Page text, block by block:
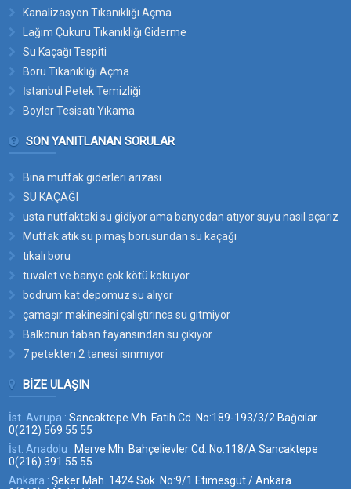
Kanalizasyon Tıkanıklığı Açma
Lağım Çukuru Tıkanıklığı Giderme
Su Kaçağı Tespiti
Boru Tıkanıklığı Açma
İstanbul Petek Temizliği
Boyler Tesisatı Yıkama
SON YANITLANAN SORULAR
Bina mutfak giderleri arızası
SU KAÇAĞI
usta nutfaktaki su gidiyor ama banyodan atıyor suyu nasıl açarız
bu suyun yerini
Mutfak atık su pimaş borusundan su kaçağı
tıkalı boru
tuvalet ve banyo çok kötü kokuyor
bodrum kat depomuz su alıyor
çamaşır makinesini çalıştırınca su gitmiyor
Balkonun taban fayansından su çıkıyor
7 petekten 2 tanesi ısınmıyor
BIZE ULAŞIN
İst. Avrupa :Sancaktepe Mh. Fatih Cd. No:189-193/3/2 Bağcılar
0(212) 569 55 55
İst. Anadolu : Merve Mh. Bahçelievler Cd. No:118/A Sancaktepe
0(216) 391 55 55
Ankara :Şeker Mah. 1424 Sok. No:9/1 Etimesgut / Ankara